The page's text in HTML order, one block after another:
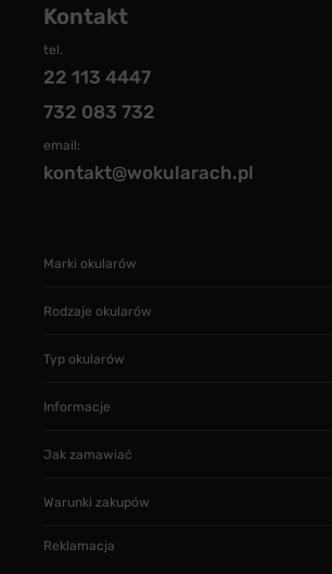
Kontakt
tel.
22 113 4447
732 083 732
email:
kontakt@wokularach.pl
Marki okularów
Rodzaje okularów
Typ okularów
Informacje
Jak zamawiać
Warunki zakupów
Reklamacja